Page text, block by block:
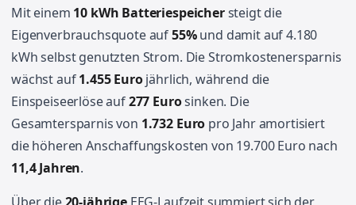
Mit einem 10 kWh Batteriespeichersteigt die
Eigenverbrauchsquote auf55%und damit auf 4.180
kWh selbst genutzten Strom. Die Stromkostenersparnis
wächst auf1.455 Eurojährlich, während die
Einspeiseerlöse auf277 Eurosinken. Die
Gesamtersparnis von 1.732 Euro pro Jahr amortisiert
die höheren Anschaffungskosten von 19.700 Euro nach
11,4 Jahren.